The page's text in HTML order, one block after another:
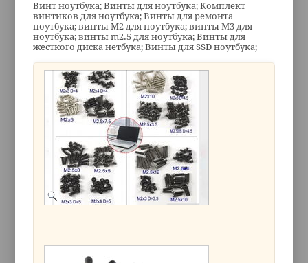
Винт ноутбука; Винты для ноутбука; Комплект
винтиков для ноутбука; Винты для ремонта
ноутбука; винты M2 для ноутбука; винты M3 для
ноутбука; винты m2.5 для ноутбука; Винты для
жесткого диска нетбука; Винты для SSD ноутбука;